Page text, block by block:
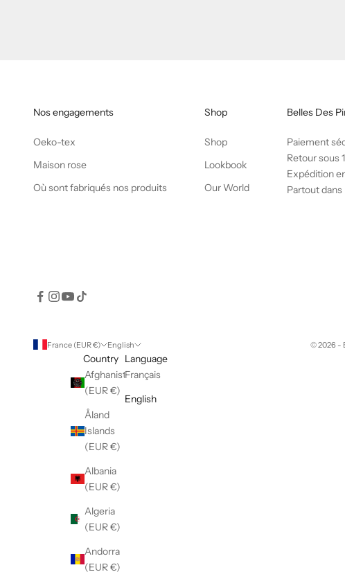
Nos engagements
Oeko-tex
Maison rose
Où sont fabriqués nos produits
Shop
Shop
Lookbook
Our World
Belles Des
Paiement
Retour sous
Expédition
Partout
France (EUR €)
Country
Afghanistan
(EUR €)
Åland
Islands
(EUR €)
Albania
(EUR €)
Algeria
(EUR €)
Andorra
(EUR €)
English
Language
Français
English
© 2026 -